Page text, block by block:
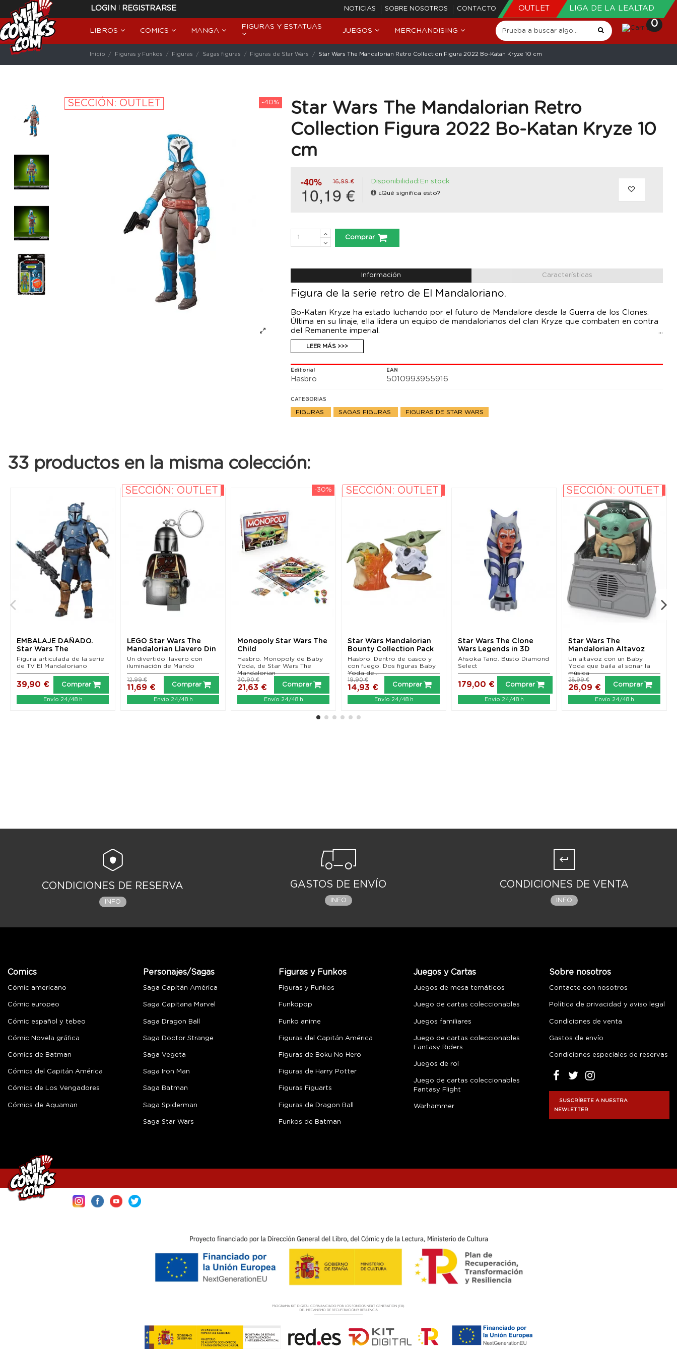
LOGIN | REGISTRARSE NOTICIAS SOBRE NOSOTROS CONTACTO OUTLET LIGA DE LA LEALTAD
LIBROS COMICS MANGA
FIGURAS Y ESTATUAS
JUEGOS MERCHANDISING
0
Inicio Figuras y Funkos Figuras Sagas figuras Figuras de Star Wars Star Wars The Mandalorian Retro Collection Figura 2022 Bo-Katan Kryze 10 cm
-40%
SECCIÓN: OUTLET
Star Wars The Mandalorian Retro
Collection Figura 2022 Bo-Katan Kryze 10
cm
-40% 16,99 €
10,19 €
Disponibilidad:En stock
¿Qué significa esto?
Comprar
Información Características
Figura de la serie retro de El Mandaloriano.
Bo-Katan Kryze ha estado luchando por el futuro de Mandalore desde la Guerra de los Clones.
Última en su linaje, ella lidera un equipo de mandalorianos del clan Kryze que combaten en contra
del Remanente imperial.
Esta figura a escala de 9,5 cm de la colección Retro de Star Wars fue diseñada para verse igual al
personaje de la serie Star Wars: The Mandalorian de Disney Plus. La figura cuenta con diseño y
LEER MÁS >>>
Editorial
Hasbro
EAN
5010993955916
CATEGORIAS
FIGURAS SAGAS FIGURAS FIGURAS DE STAR WARS
33 productos en la misma colección:
EMBALAJE DAÑADO.
Star Wars The
Mandalorian Black
Series...
Figura articulada de la serie
de TV El Mandaloriano
39,90 € Comprar
Envío 24/48 h
-10%
SECCIÓN: OUTLET
LEGO Star Wars The
Mandalorian Llavero Din
Djarin 6 cm
Un divertido llavero con
iluminación de Mando
11,69 €
12,99 €
Comprar
Envío 24/48 h
-30%
Monopoly Star Wars The
Child
Hasbro. Monopoly de Baby
Yoda, de Star Wars The
Mandalorian
21,63 €
30,90 €
Comprar
Envío 24/48 h
-25%
SECCIÓN: OUTLET
Star Wars Mandalorian
Bounty Collection Pack
de 2 Figuras The...
Hasbro. Dentro de casco y
con fuego. Dos figuras Baby
Yoda de...
14,93 €
19,90 €
Comprar
Envío 24/48 h
Star Wars The Clone
Wars Legends in 3D
Busto 1/2 Ahsoka Tano...
Ahsoka Tano. Busto Diamond
Select
179,00 € Comprar
Envío 24/48 h
-10%
SECCIÓN: OUTLET
Star Wars The
Mandalorian Altavoz
The Child Dancing 24 cm
Un altavoz con un Baby
Yoda que baila al sonar la
música
26,09 €
28,99 €
Comprar
Envío 24/48 h
CONDICIONES DE RESERVA
INFO
GASTOS DE ENVÍO
INFO
CONDICIONES DE VENTA
INFO
Comics
Cómic americano
Cómic europeo
Cómic español y tebeo
Cómic Novela gráfica
Cómics de Batman
Cómics del Capitán América
Cómics de Los Vengadores
Cómics de Aquaman
Personajes/Sagas
Saga Capitán América
Saga Capitana Marvel
Saga Dragon Ball
Saga Doctor Strange
Saga Vegeta
Saga Iron Man
Saga Batman
Saga Spiderman
Saga Star Wars
Figuras y Funkos
Figuras y Funkos
Funkopop
Funko anime
Figuras del Capitán América
Figuras de Boku No Hero
Figuras de Harry Potter
Figuras Figuarts
Figuras de Dragon Ball
Funkos de Batman
Juegos y Cartas
Juegos de mesa temáticos
Juego de cartas coleccionables
Juegos familiares
Juego de cartas coleccionables
Fantasy Riders
Juegos de rol
Juego de cartas coleccionables
Fantasy Flight
Warhammer
Sobre nosotros
Contacte con nosotros
Política de privacidad y aviso legal
Condiciones de venta
Gastos de envío
Condiciones especiales de reservas
SUSCRÍBETE A NUESTRA
NEWLETTER